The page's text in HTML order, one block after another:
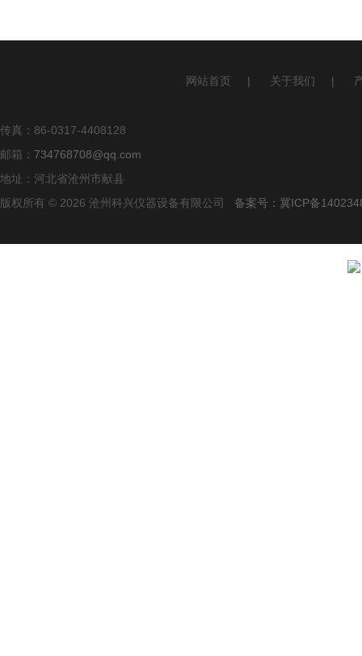
网站首页 | 关于我们 |
传真：86-0317-4408128
邮箱： 734768708@qq.com
地址：河北省沧州市献县
版权所有 © 2026 沧州科兴仪器设备有限公司 备案号：冀ICP备